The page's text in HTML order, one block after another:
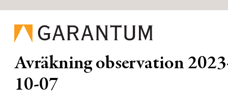
Avräkning observation
10-07